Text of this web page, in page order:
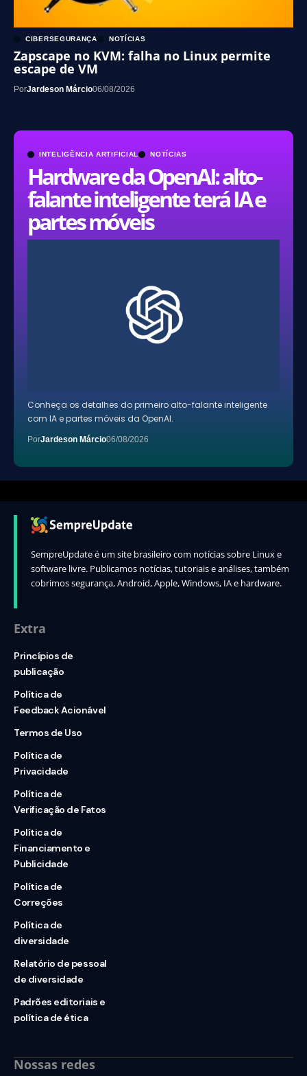
INTELIGÊNCIA ARTIFICIAL NOTÍCIAS
Hardware da OpenAI: alto-
falante inteligente terá IA e
partes móveis
Conheça os detalhes do primeiro alto-falante inteligente
com IA e partes móveis da OpenAI.
PorJardeson Márcio06/08/2026
CIBERSEGURANÇA NOTÍCIAS
Zapscape no KVM: falha no Linux permite
escape de VM
PorJardeson Márcio06/08/2026
SempreUpdate é um site brasileiro com notícias sobre Linux e
software livre. Publicamos notícias, tutoriais e análises, também
cobrimos segurança, Android, Apple, Windows, IA e hardware.
Extra
Princípios de
publicação
Política de
Feedback Acionável
Termos de Uso
Política de
Privacidade
Política de
Verificação de Fatos
Política de
Financiamento e
Publicidade
Política de
Correções
Política de
diversidade
Relatório de pessoal
de diversidade
Padrões editoriais e
política de ética
Nossas redes